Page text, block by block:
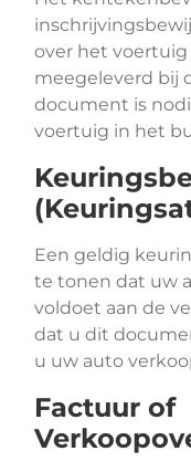
over het
meegeleverd bij
document is
voertuig in het
Een geldig
te tonen dat uw
voldoet aan de
dat u dit
u uw auto
Factuur of